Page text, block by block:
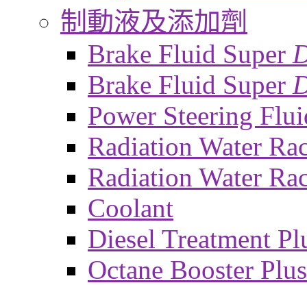
制動液及添加劑
Brake Fluid Super
Brake Fluid Super
Power Steering
Radiation Water
Radiation Water
Coolant
Diesel Treatment
Octane Booster Plus